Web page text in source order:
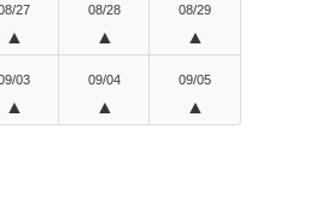
27
▲
08/28
▲
08/29
▲
03
▲
09/04
▲
09/05
▲